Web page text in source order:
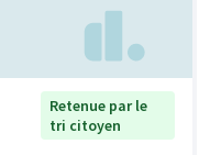
Retenue par le
tri citoyen